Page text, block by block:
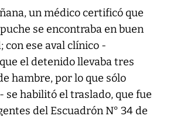
un médico certificó que
se encontraba en buen
con ese aval clínico -
el detenido llevaba tres
hambre, por lo que sólo
se habilitó el traslado, que fue
del Escuadrón N° 34 de